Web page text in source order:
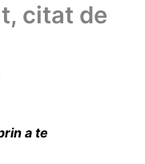
citat de
a te